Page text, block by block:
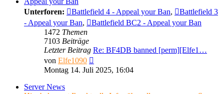
Unterforen:
Battlefield 4 - Appeal your Ban,
Battlefield 3
- Appeal your Ban,
Battlefield BC2 - Appeal your Ban
1472 Themen
7103 Beiträge
Letzter Beitrag Re: BF4DB banned [perm][Elfe1…
von Elfe1090
Beitrag
Montag 14. Juli 2025, 16:04
Server News